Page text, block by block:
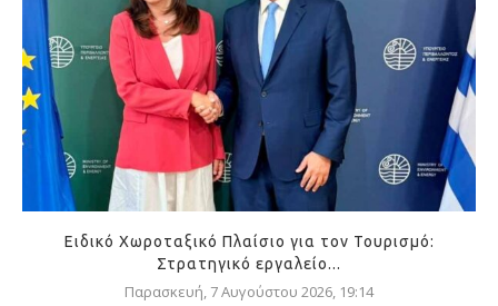
Ειδικό Χωροταξικό Πλαίσιο για τον Τουρισμό:
Στρατηγικό εργαλείο...
Παρασκευή, 7 Αυγούστου 2026, 19:14